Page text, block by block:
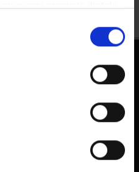
consenso in qualsiasi
sui cookie o facendo clic
sulla tua posizione
di qualche
scansionandolo